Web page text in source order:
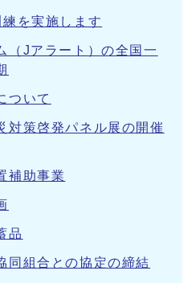
を実施します
（Jアラート）の全国一
ついて
対策啓発パネル展の開催
補助事業
品
同組合との協定の締結